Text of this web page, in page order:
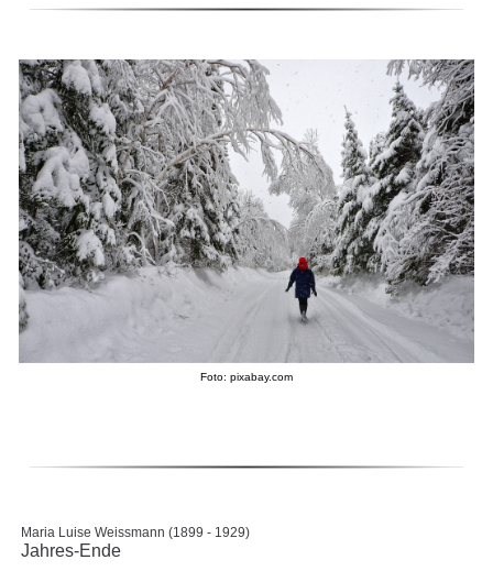
Foto: pixabay.com
Maria Luise Weissmann (1899 - 1929)
Jahres-Ende